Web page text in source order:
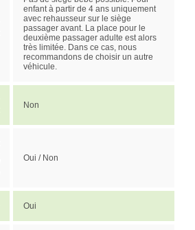
enfant à partir de 4 ans uniquement
avec rehausseur sur le siège
passager avant. La place pour le
deuxième passager adulte est alors
très limitée. Dans ce cas, nous
recommandons de choisir un autre
véhicule.
Non
Oui / Non
Oui